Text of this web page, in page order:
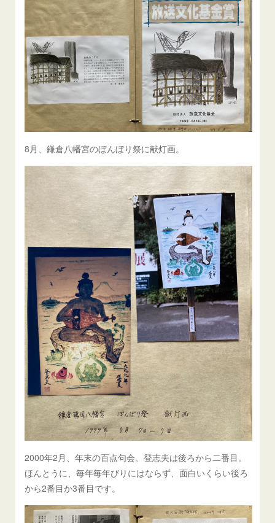
8月、鎌倉八幡宮のぼんぼり祭に献灯画。
2000年2月、年末の百点句会。登志夫は後ろから二番目。
ほんとうに、毎年毎年びりにはならず、面白いくらい後ろ
から2番目か3番目です。